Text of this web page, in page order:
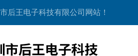
后王电子科技有限公司网站！